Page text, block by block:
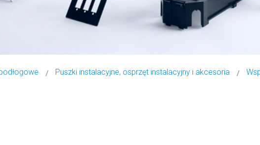
Puszki instalacyjne, osprzęt instalacyjny i akcesoria